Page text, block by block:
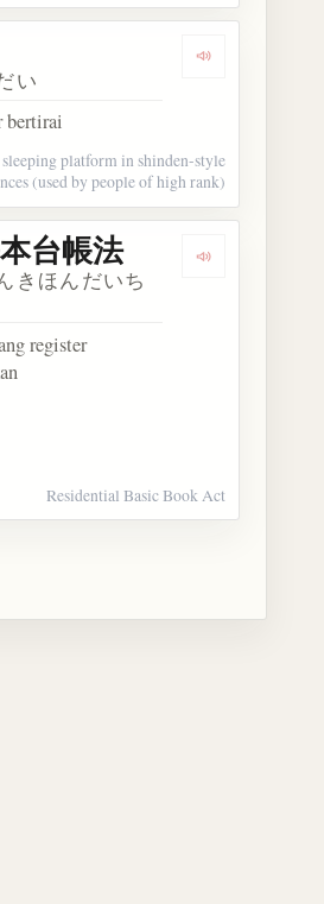
帳残高 Dengarkan
い
bertirai
platform in shinden-style
(used by people of high rank)
住民基本台帳ネットワークシステム
Dengarkan
台帳法
きほんだいち
register
Residential Basic Book Act